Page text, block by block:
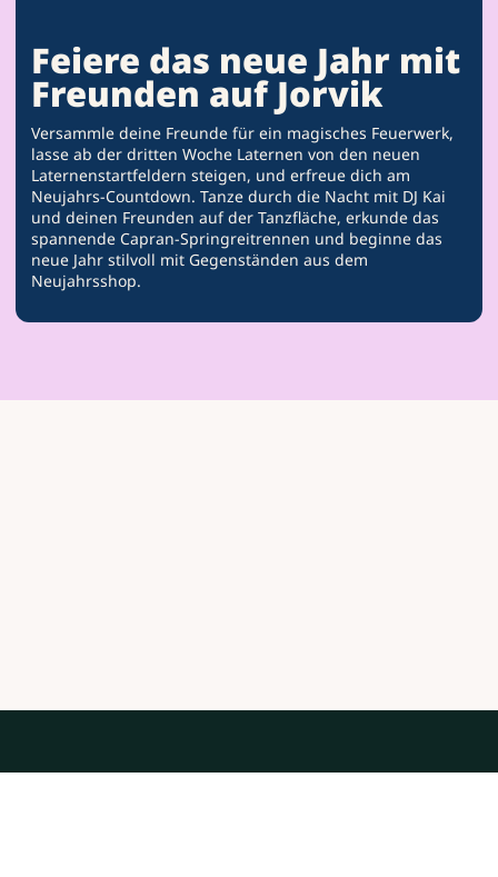
Feiere das neue Jahr mit
Freunden auf Jorvik
Versammle deine Freunde für ein magisches Feuerwerk,
lasse ab der dritten Woche Laternen von den neuen
Laternenstartfeldern steigen, und erfreue dich am
Neujahrs-Countdown. Tanze durch die Nacht mit DJ Kai
und deinen Freunden auf der Tanzfläche, erkunde das
spannende Capran-Springreitrennen und beginne das
neue Jahr stilvoll mit Gegenständen aus dem
Neujahrsshop.